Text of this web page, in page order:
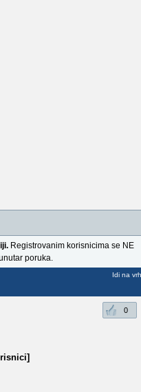
Registrovanim korisnicima se NE
poruka.
Idi na vrh
0